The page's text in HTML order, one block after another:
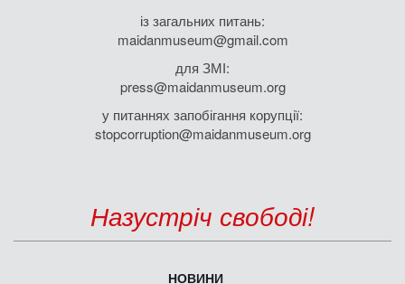
із загальних питань:
maidanmuseum@gmail.com
для ЗМІ:
press@maidanmuseum.org
у питаннях запобігання корупції:
stopcorruption@maidanmuseum.org
Назустріч свободі!
НОВИНИ